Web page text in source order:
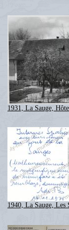
1931, La Sauge,
1940, La Sauge, Les